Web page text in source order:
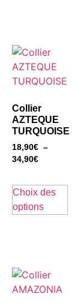
Collier
AZTEQUE
TURQUOISE
18,90€ –
34,90€
Choix des
options